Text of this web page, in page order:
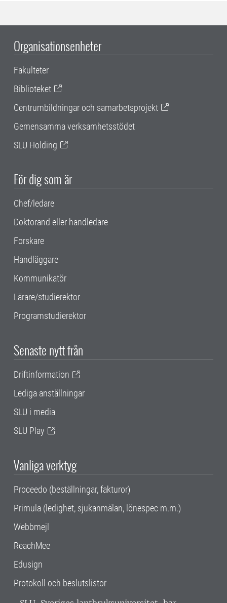
Organisationsenheter
Fakulteter
Biblioteket
Centrumbildningar och samarbetsprojekt
Gemensamma verksamhetsstödet
SLU Holding
För dig som är
Chef/ledare
Doktorand eller handledare
Forskare
Handläggare
Kommunikatör
Lärare/studierektor
Programstudierektor
Senaste nytt från
Driftinformation
Lediga anställningar
SLU i media
SLU Play
Vanliga verktyg
Proceedo (beställningar, fakturor)
Primula (ledighet, sjukanmälan, lönespec m.m.)
Webbmejl
ReachMee
Edusign
Protokoll och beslutslistor